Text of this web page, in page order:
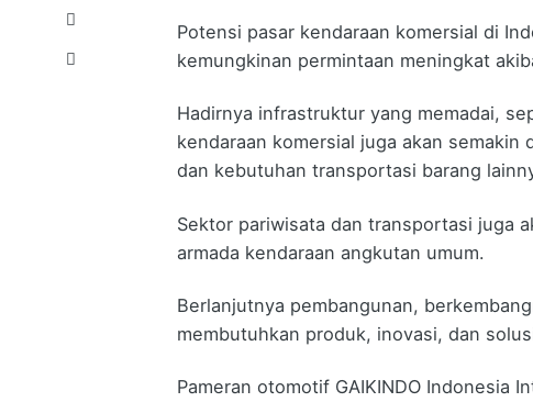
Potensi pasar kendaraan komersial di
kemungkinan permintaan meningkat
Hadirnya infrastruktur yang memadai,
kendaraan komersial juga akan
dan kebutuhan transportasi barang
Sektor pariwisata dan transportasi juga
armada kendaraan angkutan umum.
Berlanjutnya pembangunan,
membutuhkan produk, inovasi, dan
Pameran otomotif GAIKINDO Indonesia